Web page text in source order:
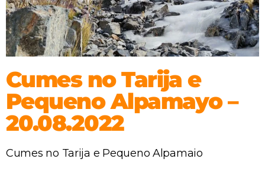
Cumes no Tarija e
Pequeno Alpamayo –
20.08.2022
Cumes no Tarija e Pequeno Alpamaio